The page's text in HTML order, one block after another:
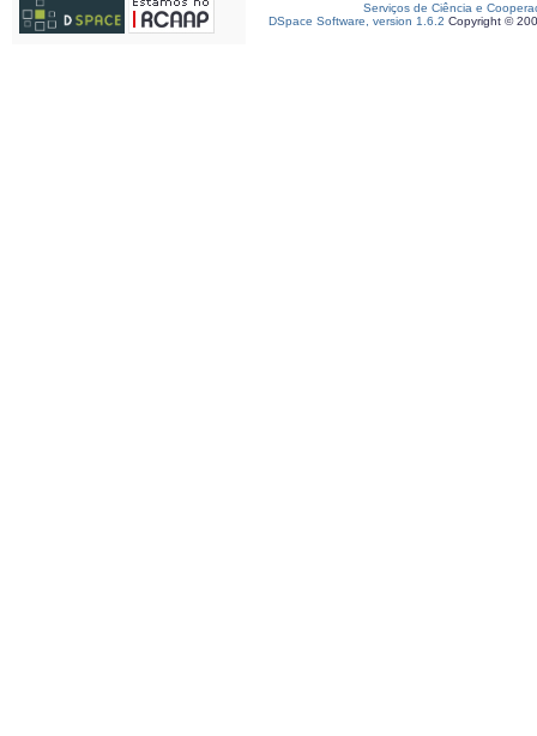
Serviços de Ciência e
DSpace Software, version 1.6.2 Copyright ©